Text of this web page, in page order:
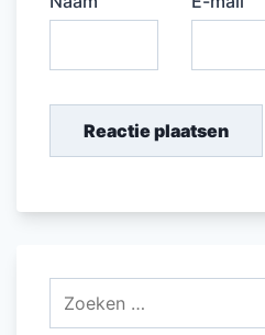
Zoeken